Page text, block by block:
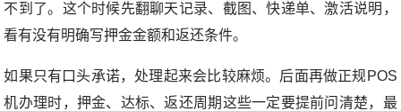
不到了。这个时候先翻聊天记录、截图、快递单、激活说明，
看有没有明确写押金金额和返还条件。
如果只有口头承诺，处理起来会比较麻烦。后面再做正规POS
机办理时，押金、达标、返还周期这些一定要提前问清楚，最